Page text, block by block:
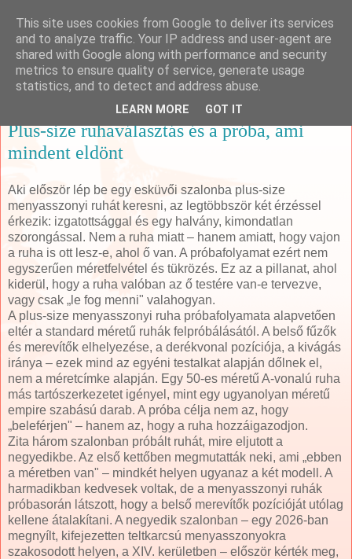
Online Marketing Manager
Plus-size ruhaválasztás és a próba, ami
mindent eldönt
Aki először lép be egy esküvői szalonba plus-size
menyasszonyi ruhát keresni, az legtöbbször két érzéssel
érkezik: izgatottsággal és egy halvány, kimondatlan
szorongással. Nem a ruha miatt – hanem amiatt, hogy vajon
a ruha is ott lesz-e, ahol ő van. A próbafolyamat ezért nem
egyszerűen méretfelvétel és tükrözés. Ez az a pillanat, ahol
kiderül, hogy a ruha valóban az ő testére van-e tervezve,
vagy csak „le fog menni" valahogyan.
A plus-size menyasszonyi ruha próbafolyamata alapvetően
eltér a standard méretű ruhák felpróbálásától. A belső fűzők
és merevítők elhelyezése, a derékvonal pozíciója, a kivágás
iránya – ezek mind az egyéni testalkat alapján dőlnek el,
nem a méretcímke alapján. Egy 50-es méretű A-vonalú ruha
más tartószerkezetet igényel, mint egy ugyanolyan méretű
empire szabású darab. A próba célja nem az, hogy
„beleférjen" – hanem az, hogy a ruha hozzáigazodjon.
Zita három szalonban próbált ruhát, mire eljutott a
negyedikbe. Az első kettőben megmutatták neki, ami „ebben
a méretben van" – mindkét helyen ugyanaz a két modell. A
harmadikban kedvesek voltak, de a menyasszonyi ruhák
próbasorán látszott, hogy a belső merevítők pozícióját utólag
kellene átalakítani. A negyedik szalonban – egy 2026-ban
megnyílt, kifejezetten teltkarcsú menyasszonyokra
szakosodott helyen, a XIV. kerületben – először kérték meg,
This site uses cookies from Google to deliver its services
and to analyze traffic. Your IP address and user-agent are
shared with Google along with performance and security
metrics to ensure quality of service, generate usage
statistics, and to detect and address abuse.
LEARN MORE GOT IT